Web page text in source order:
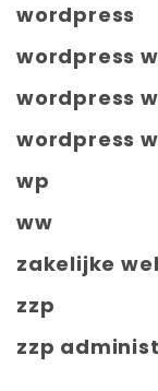
wordpress
wordpress
wordpress
wordpress
wp
ww
zakelijke
zzp
zzp